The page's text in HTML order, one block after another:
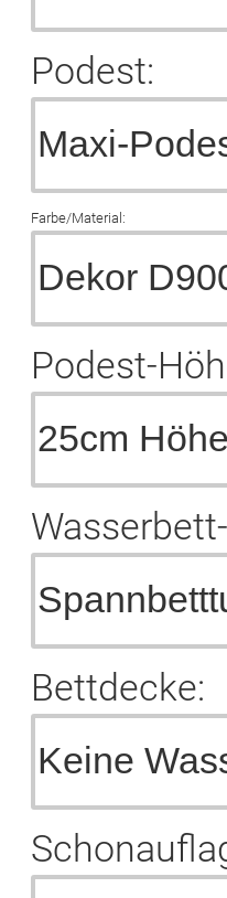
Podest:
Farbe/Material:
Podest-
Bettdecke: